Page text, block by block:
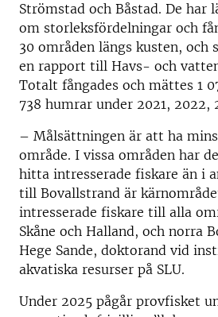
Strömstad och Båstad. De
om storleksfördelningar och
30 områden längs kusten, och
en rapport till Havs- och
Totalt fångades och mättes 1 0
738 humrar under 2021, 2022,
– Målsättningen är att ha
område. I vissa områden har
hitta intresserade fiskare än i
till Bovallstrand är
intresserade fiskare till alla
Skåne och Halland, och norra
Hege Sande, doktorand vid
akvatiska resurser på SLU.
Under 2025 pågår provfisket